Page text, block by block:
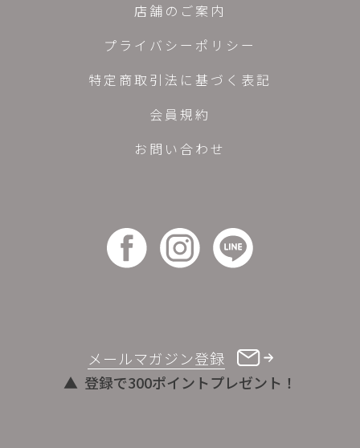
メールマガジン登録
登録で300ポイントプレゼント！
店舗のご案内
プライバシーポリシー
特定商取引法に基づく表記
会員規約
お問い合わせ